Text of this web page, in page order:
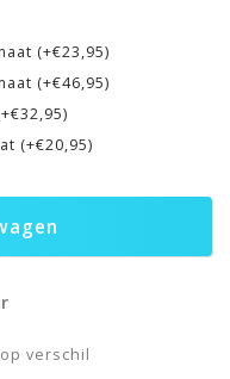
(+€23,95)
(+€46,95)
(+€20,95)
verschil